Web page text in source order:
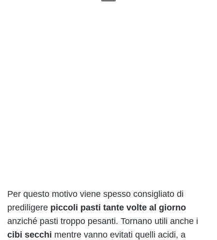
Per questo motivo viene spesso consigliato di
prediligere piccoli pasti tante volte al giorno
anziché pasti troppo pesanti. Tornano utili anche i
cibi secchi mentre vanno evitati quelli acidi, a